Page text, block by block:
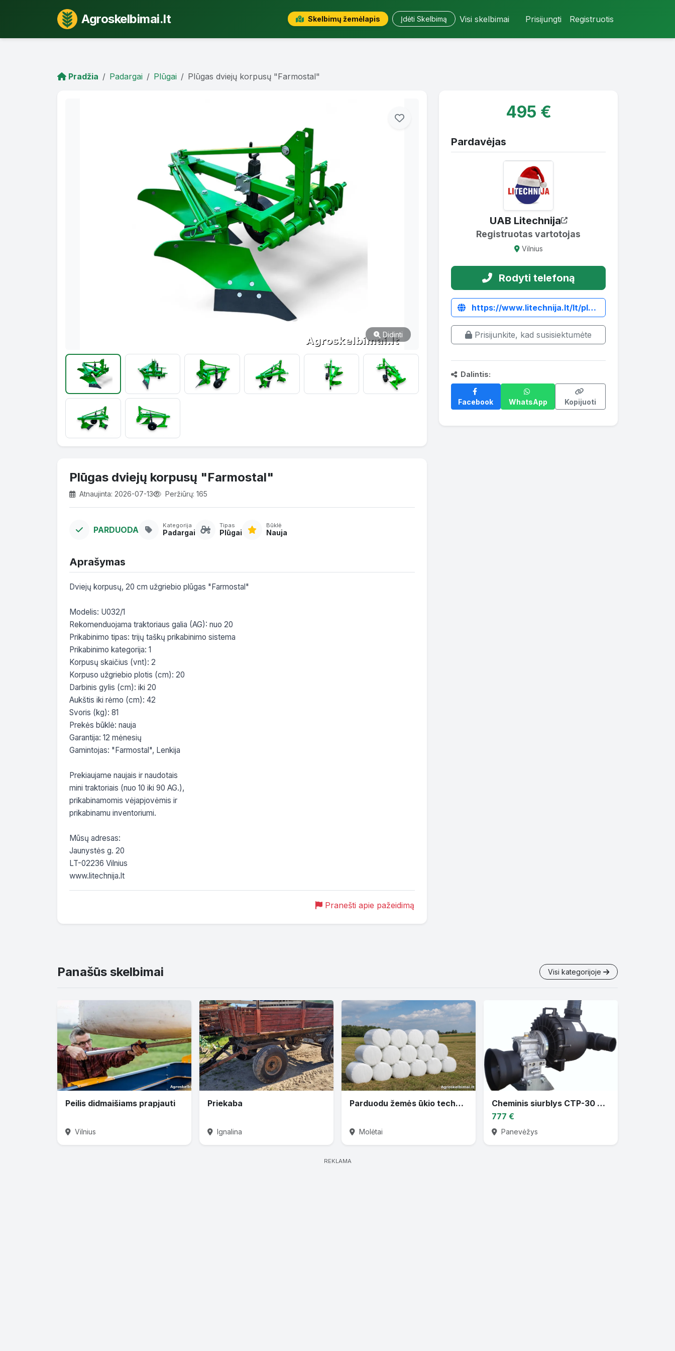
Agroskelbimai.lt Skelbimų žemėlapis Įdėti Skelbimą Visi skelbimai Prisijungti Registruotis
Pradžia Padargai Plūgai Plūgas dviejų korpusų "Farmostal"
Didinti
Plūgas dviejų korpusų "Farmostal"
Atnaujinta: 2026-07-13 Peržiūrų: 165
PARDUODA Kategorija
Padargai
Tipas
Plūgai
Būklė
Nauja
Aprašymas
Dviejų korpusų, 20 cm užgriebio plūgas "Farmostal"
Modelis: U032/1
Rekomenduojama traktoriaus galia (AG): nuo 20
Prikabinimo tipas: trijų taškų prikabinimo sistema
Prikabinimo kategorija: 1
Korpusų skaičius (vnt): 2
Korpuso užgriebio plotis (cm): 20
Darbinis gylis (cm): iki 20
Aukštis iki rėmo (cm): 42
Svoris (kg): 81
Prekės būklė: nauja
Garantija: 12 mėnesių
Gamintojas: "Farmostal", Lenkija
Prekiaujame naujais ir naudotais
mini traktoriais (nuo 10 iki 90 AG.),
prikabinamomis vėjapjovėmis ir
prikabinamu inventoriumi.
Mūsų adresas:
Jaunystės g. 20
LT-02236 Vilnius
www.litechnija.lt
Pranešti apie pažeidimą
495 €
Pardavėjas
UAB Litechnija
Registruotas vartotojas
Vilnius
Rodyti telefoną
https://www.litechnija.lt/lt/plugai/1373-plugas-2-ju-korpusu-farmostal.html
Prisijunkite, kad susisiektumėte
Dalintis:
Facebook WhatsApp Kopijuoti
Panašūs skelbimai Visi kategorijoje
Peilis didmaišiams prapjauti
Vilnius
Priekaba
Ignalina
Parduodu žemės ūkio techniką
Molėtai
Cheminis siurblys CTP-30 varomas traktoriaus darbiniu velenu
777 €
Panevėžys
REKLAMA